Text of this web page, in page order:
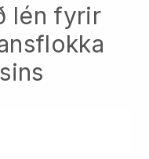
lén fyrir